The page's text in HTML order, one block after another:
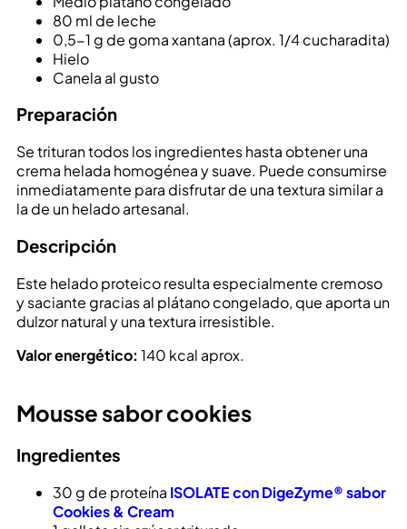
80 ml de leche
0,5-1 g de goma xantana (aprox. 1/4 cucharadita)
Hielo
Canela al gusto
Preparación
Se trituran todos los ingredientes hasta obtener una
crema helada homogénea y suave. Puede consumirse
inmediatamente para disfrutar de una textura similar a
la de un helado artesanal.
Descripción
Este helado proteico resulta especialmente cremoso
y saciante gracias al plátano congelado, que aporta un
dulzor natural y una textura irresistible.
Valor energético: 140 kcal aprox.
Mousse sabor cookies
Ingredientes
30 g de proteína ISOLATE con DigeZyme® sabor
Cookies & Cream